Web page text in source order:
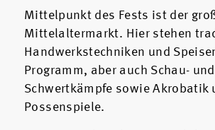
Mittelpunkt des Fests ist der
Mittelaltermarkt. Hier stehen
Handwerkstechniken und
Programm, aber auch Schau- und
Schwertkämpfe sowie Akrobatik
Possenspiele.